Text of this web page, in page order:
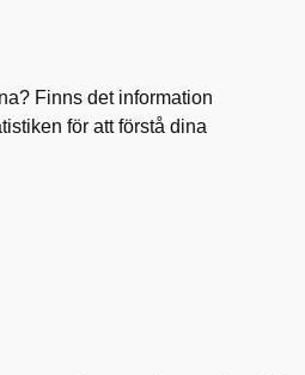
Finns det information
för att förstå dina